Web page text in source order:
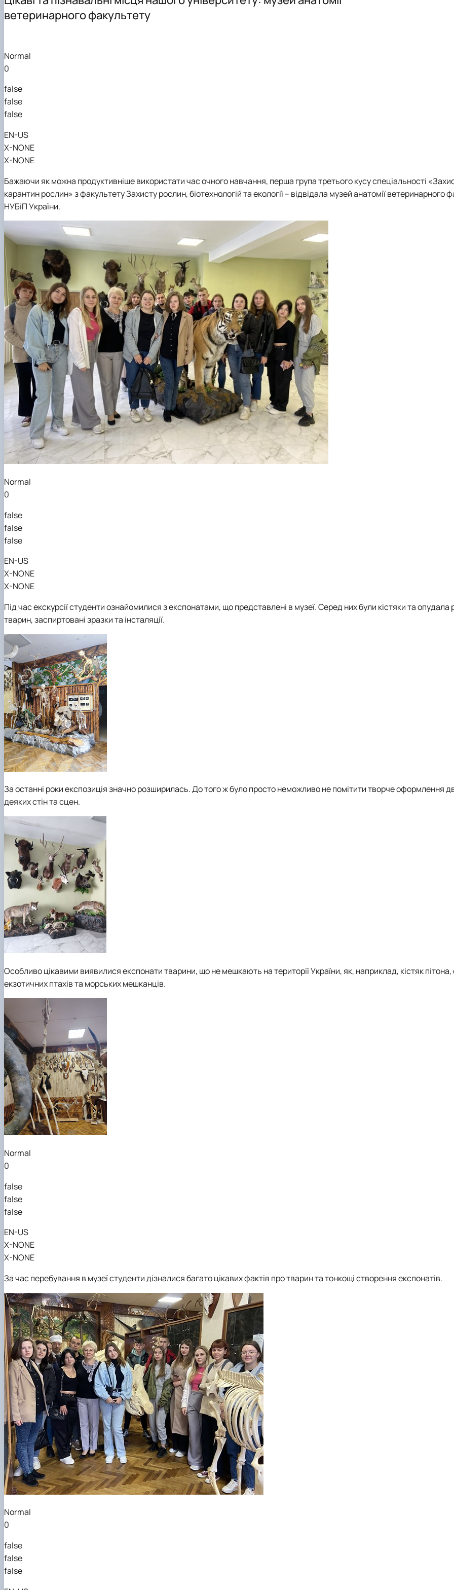
Матеріально-технічна база
Ветерани кафедри
Доктор філософії (PhD)
Стипендіати Президента України
Навчально-методичне забезпечення
Надання послуг
Наукові гуртки
Науковий гурток «Фіто – наше життя»
ветеринарного факультету
Normal
0
false
false
false
EN-US
X-NONE
X-NONE
Бажаючи як можна продуктивніше використати час очного навчання, перша група третього кусу спеціальності
карантин рослин» з факультету Захисту рослин, біотехнологій та екології – відвідала музей анатомії ветеринарного
НУБіП України.
Normal
0
false
false
false
EN-US
X-NONE
X-NONE
Під час екскурсії студенти ознайомилися з експонатами, що представлені в музеї. Серед них були кістяки та опудала
тварин, заспиртовані зразки та інсталяції.
За останні роки експозиція значно розширилась. До того ж було просто неможливо не помітити творче оформлення
деяких стін та сцен.
Особливо цікавими виявилися експонати тварини, що не мешкають на території України, як, наприклад, кістяк
екзотичних птахів та морських мешканців.
Normal
0
false
false
false
EN-US
X-NONE
X-NONE
За час перебування в музеї студенти дізналися багато цікавих фактів про тварин та тонкощі створення експонатів.
Normal
0
false
false
false